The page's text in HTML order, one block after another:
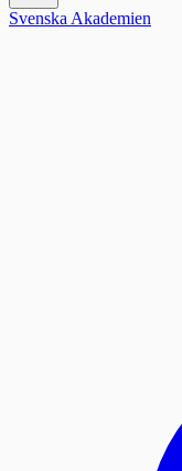
Svenska Akademien